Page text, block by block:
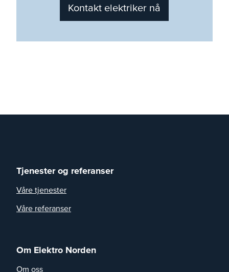
Kontakt elektriker nå
Tjenester og referanser
Våre tjenester
Våre referanser
Om Elektro Norden
Om oss